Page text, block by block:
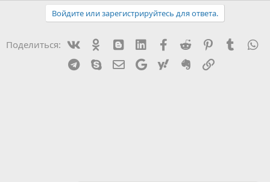
Войдите или зарегистрируйтесь для ответа.
Поделиться: Ok mes_blogger
Linked InFacebook
Reddit PinterestTumblr
Telegram
Skype Эл. почта
Google Yahoo Evernote